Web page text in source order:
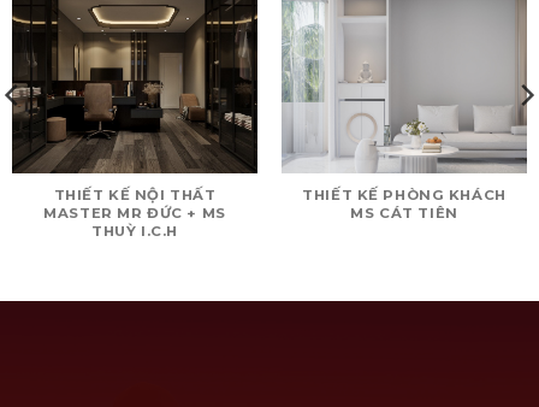
THIẾT KẾ NỘI THẤT
MASTER MR ĐỨC + MS
THUỲ I.C.H
THIẾT KẾ PHÒNG KHÁCH
MS CÁT TIÊN